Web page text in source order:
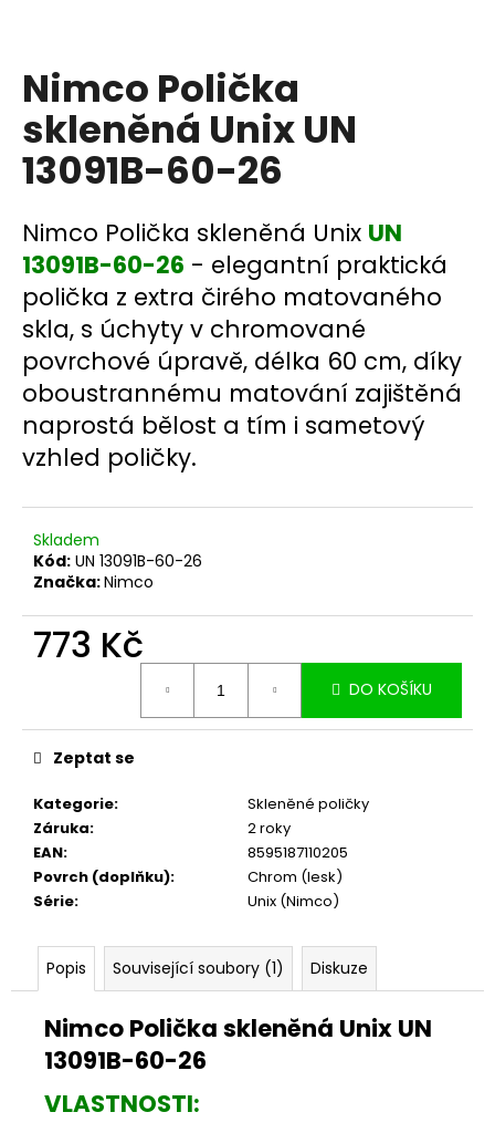
Nimco Polička
skleněná Unix UN
13091B-60-26
Nimco Polička skleněná Unix UN
13091B-60-26 - elegantní praktická
polička z extra čirého matovaného
skla, s úchyty v chromované
povrchové úpravě, délka 60 cm, díky
oboustrannému matování zajištěná
naprostá bělost a tím i sametový
vzhled poličky.
Skladem
Kód: UN 13091B-60-26
Značka:Nimco
773 Kč
DO KOŠÍKU
Kategorie:
Skleněné poličky
Záruka:
2 roky
EAN:
8595187110205
Povrch (doplňku):
Chrom (lesk)
Série: Unix (Nimco)
Zeptat se
Popis Související soubory (1) Diskuze
Nimco Polička skleněná Unix UN
13091B-60-26
VLASTNOSTI:
í
t
?
HLEDAT
D
o
p
o
r
u
č
e
m
e